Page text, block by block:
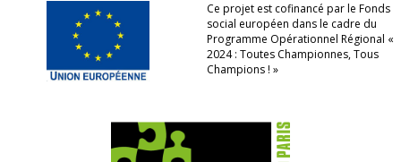
Ce projet est cofinancé par le Fonds
social européen dans le cadre du
Programme Opérationnel Régional «
2024 : Toutes Championnes, Tous
Champions ! »